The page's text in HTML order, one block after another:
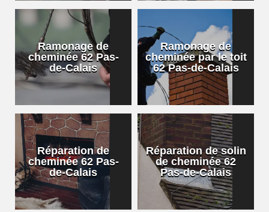
Ramonage de
cheminée 62 Pas-
de-Calais
Ramonage de
cheminée par le toit
62 Pas-de-Calais
Réparation de
cheminée 62 Pas-
de-Calais
Réparation de solin
de cheminée 62
Pas-de-Calais